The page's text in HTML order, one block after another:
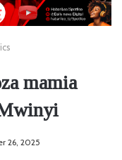
mamia
26, 2025